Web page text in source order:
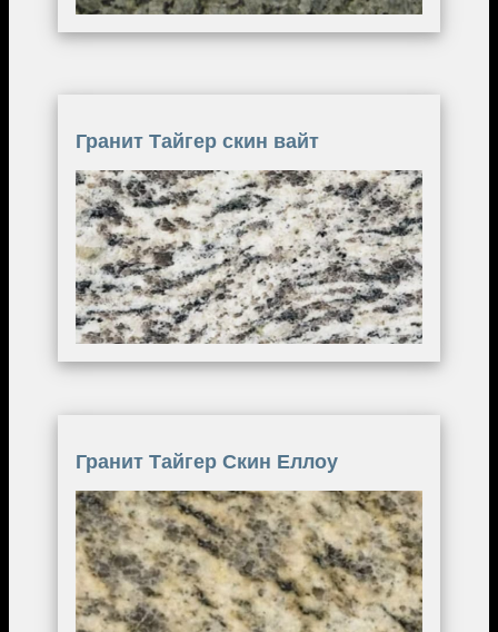
Гранит Тайгер скин вайт
Image
Гранит Тайгер Скин Еллоу
Image